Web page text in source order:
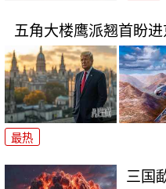
五角大楼鹰派翘首盼
最热
三国